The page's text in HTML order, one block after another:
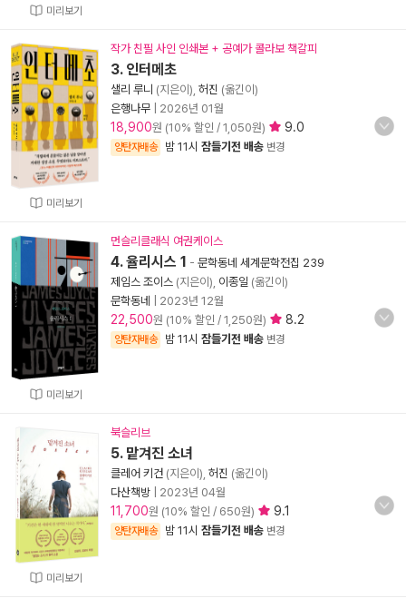
미리보기
미리보기
작가 친필 사인 인쇄본 + 공예가 콜라보 책갈피
3. 인터메초
샐리 루니 (지은이), 허진 (옮긴이)
은행나무
2026년 01월
18,900원 (10% 할인 / 1,050원) 9.0
양탄자배송 밤 11시 잠들기전 배송 변경
미리보기
먼슬리클래식 여권케이스
4. 율리시스 1 - 문학동네 세계문학전집 239
제임스 조이스 (지은이), 이종일 (옮긴이)
문학동네
2023년 12월
22,500원 (10% 할인 / 1,250원) 8.2
양탄자배송 밤 11시 잠들기전 배송 변경
미리보기
북슬리브
5. 맡겨진 소녀
클레어 키건 (지은이), 허진 (옮긴이)
다산책방
2023년 04월
11,700원 (10% 할인 / 650원) 9.1
양탄자배송 밤 11시 잠들기전 배송 변경